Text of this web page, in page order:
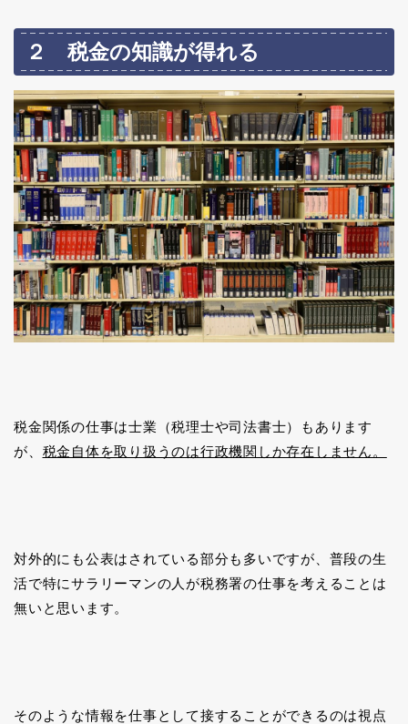
２ 税金の知識が得れる
税金関係の仕事は士業（税理士や司法書士）もあります
が、 税金自体を取り扱うのは行政機関しか存在しません。
対外的にも公表はされている部分も多いですが、普段の生
活で特にサラリーマンの人が税務署の仕事を考えることは
無いと思います。
そのような情報を仕事として接することができるのは視点